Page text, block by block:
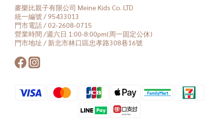
麥樂比親子有限公司 Meine Kids Co. LTD
統一編號 / 95433013
門市電話 / 02-2608-0715
營業時間 /週六日 1:00-8:00pm(周一固定公休)
門市地址 / 新北市林口區忠孝路308巷16號